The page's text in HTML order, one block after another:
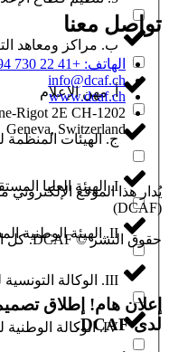
ب. مراكز ومعاهد
أ. مهن الإعلام
ج. الهيئات المنظمة
I. الهيئة العليا المستقلة للاتصال السمعي البصري
II. الهيئة الوطنية المستقلة لإصلاح الإعلام والاتصال
III. الوكالة التونسية للأنترنت
IV. الوكالة الوطنية للترددات
تواصل معنا
الهاتف: +41 22 730 94 00
info@dcaf.ch
www.dcaf.ch
Rigot 2E CH-1202
Geneva, Switzerland
يُدار هذا الموقع
(DCAF)
حقوق النشر © DCAF. كل الحقوق محفوظة.
إعلان هام! إطلاق
لدى DCAF.